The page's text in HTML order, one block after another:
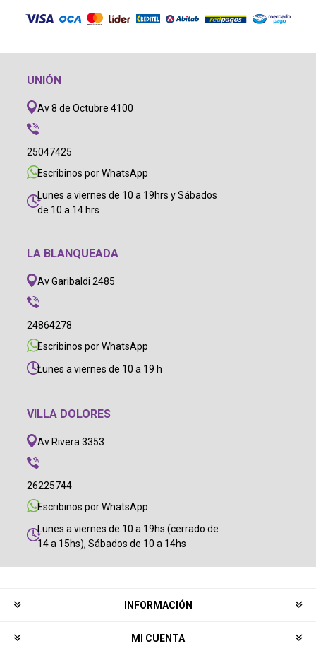
UNIÓN
Av 8 de Octubre 4100
25047425
Escribinos por WhatsApp
Lunes a viernes de 10 a 19hrs y Sábados
de 10 a 14 hrs
LA BLANQUEADA
Av Garibaldi 2485
24864278
Escribinos por WhatsApp
Lunes a viernes de 10 a 19 h
VILLA DOLORES
Av Rivera 3353
26225744
Escribinos por WhatsApp
Lunes a viernes de 10 a 19hs (cerrado de
14 a 15hs), Sábados de 10 a 14hs
INFORMACIÓN
MI CUENTA